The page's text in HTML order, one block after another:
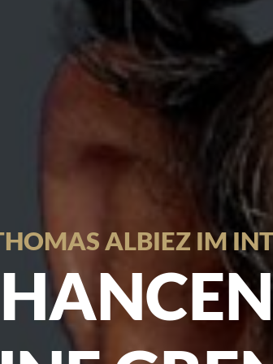
ALBIEZ IM